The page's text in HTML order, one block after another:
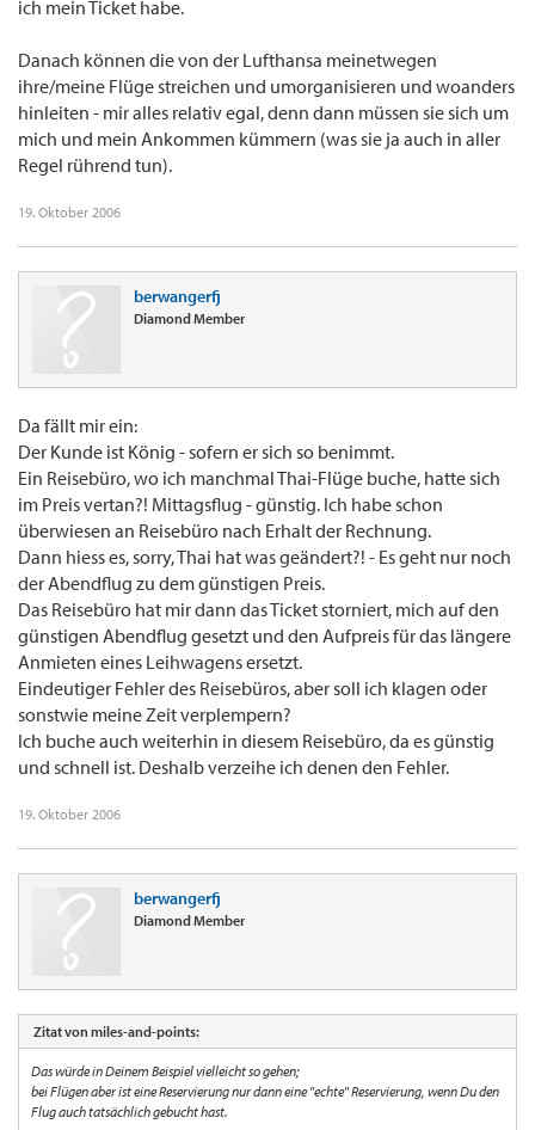
ich mein Ticket habe.
Danach können die von der Lufthansa meinetwegen
ihre/meine Flüge streichen und umorganisieren und woanders
hinleiten - mir alles relativ egal, denn dann müssen sie sich um
mich und mein Ankommen kümmern (was sie ja auch in aller
Regel rührend tun).
19. Oktober 2006
berwangerfj
Diamond Member
Da fällt mir ein:
Der Kunde ist König - sofern er sich so benimmt.
Ein Reisebüro, wo ich manchmal Thai-Flüge buche, hatte sich
im Preis vertan?! Mittagsflug - günstig. Ich habe schon
überwiesen an Reisebüro nach Erhalt der Rechnung.
Dann hiess es, sorry, Thai hat was geändert?! - Es geht nur noch
der Abendflug zu dem günstigen Preis.
Das Reisebüro hat mir dann das Ticket storniert, mich auf den
günstigen Abendflug gesetzt und den Aufpreis für das längere
Anmieten eines Leihwagens ersetzt.
Eindeutiger Fehler des Reisebüros, aber soll ich klagen oder
sonstwie meine Zeit verplempern?
Ich buche auch weiterhin in diesem Reisebüro, da es günstig
und schnell ist. Deshalb verzeihe ich denen den Fehler.
19. Oktober 2006
berwangerfj
Diamond Member
Zitat von miles-and-points:
Das würde in Deinem Beispiel vielleicht so gehen;
bei Flügen aber ist eine Reservierung nur dann eine "echte" Reservierung, wenn Du den
Flug auch tatsächlich gebucht hast.